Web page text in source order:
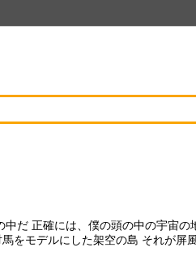
だ 正確には、僕の頭の中の宇宙
をモデルにした架空の島 それが屏